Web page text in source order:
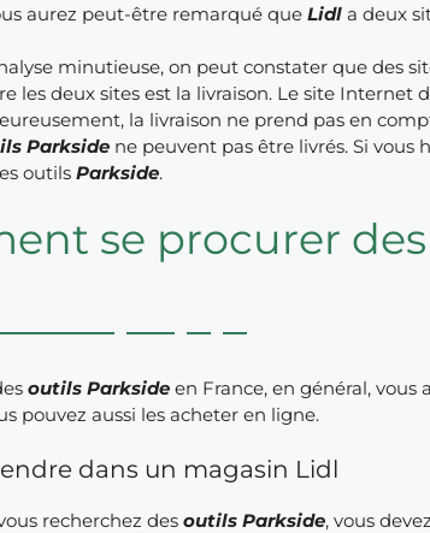
aurez peut-être remarqué queLidl a deux
minutieuse, on peut constater que des
les deux sites est la livraison. Le site Internet
la livraison ne prend pas en
Parkside ne peuvent pas être livrés. Si vous
outilsParkside.
se procurer
outils Parkside en France, en général,
pouvez aussi les acheter en ligne.
dans un magasin Lidl
recherchez desoutils Parkside, vous